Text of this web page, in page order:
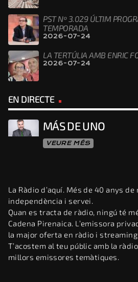
PST Nº 3.029 ÚLTIM
TEMPORADA
2026-07-24
LA TERTÚLIA AMB ENRIC
2026-07-24
EN DIRECTE
MÁS DE UNO
VEURE MÉS
La Ràdio d’aquí. Més de 40 anys
independència i servei.
Quan es tracta de ràdio, ningú té
Cadena Pirenaica. L’emissora
la major oferta en ràdio i streaming
T’acostem al teu públic amb la
millors emissores temàtiques.